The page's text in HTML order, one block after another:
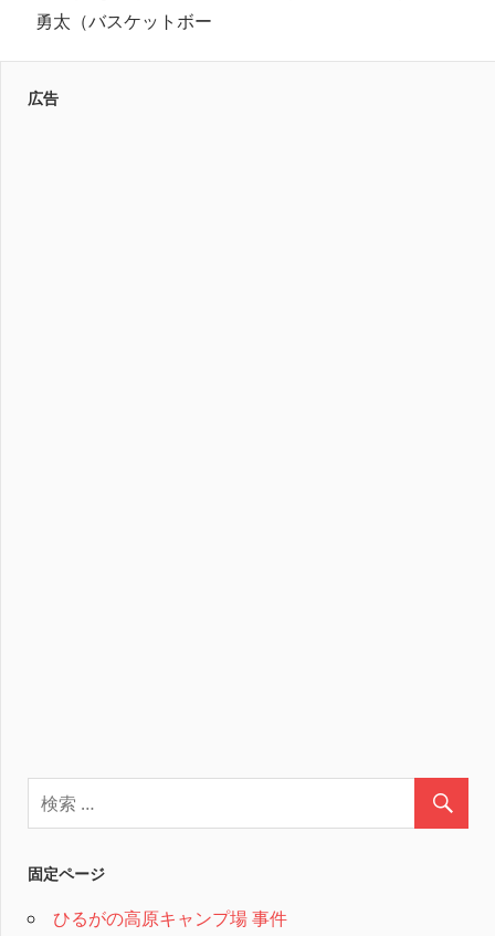
勇太（バスケットボー
広告
固定ページ
ひるがの高原キャンプ場 事件